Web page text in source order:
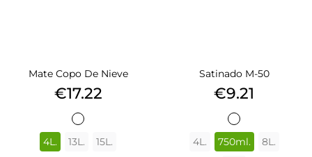
Mate Copo De Nieve
Price
€17.22
BLANCO
4L. 13L. 15L.
Satinado M-50
Price
€9.21
BLANCO
4L. 750ml.
8L.